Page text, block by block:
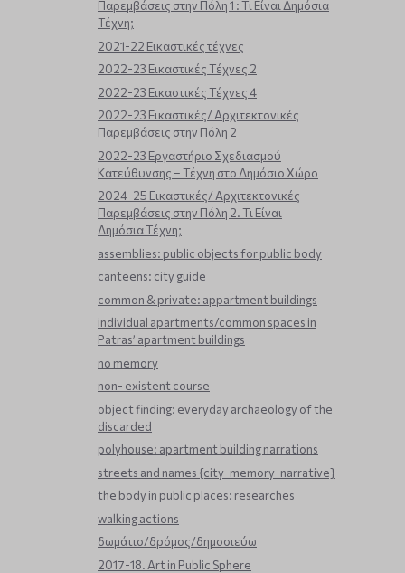
Παρεμβάσεις στην Πόλη 1 : Τι Είναι Δημόσια
Τέχνη;
2021-22 Εικαστικές τέχνες
2022-23 Εικαστικές Τέχνες 2
2022-23 Εικαστικές Τέχνες 4
2022-23 Εικαστικές/ Αρχιτεκτονικές
Παρεμβάσεις στην Πόλη 2
2022-23 Εργαστήριο Σχεδιασμού
Κατεύθυνσης – Τέχνη στο Δημόσιο Χώρο
2024-25 Εικαστικές/ Αρχιτεκτονικές
Παρεμβάσεις στην Πόλη 2. Τι Είναι
Δημόσια Τέχνη;
assemblies: public objects for public body
canteens: city guide
common & private: appartment buildings
individual apartments/common spaces in
Patras’ apartment buildings
no memory
non- existent course
object finding: everyday archaeology of the
discarded
polyhouse: apartment building narrations
streets and names {city-memory-narrative}
the body in public places: researches
walking actions
δωμάτιο/δρόμος/δημοσιεύω
2017-18. Art in Public Sphere